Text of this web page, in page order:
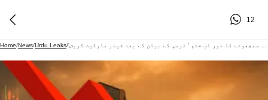
12
Home/News/Urdu Leaks/